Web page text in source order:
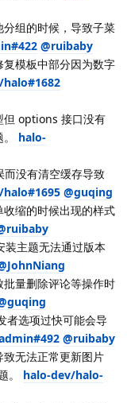
组的时候，导致子菜
@ruibaby
模板中部分因为数字
但 options 接口没有
halo-
没有清空缓存导致
@guqing
缩的时候出现的样式
装主题无法通过版本
量删除评论等操作时
者选项过快可能会导
@ruibaby
无法正常更新图片
。 halo-dev/halo-